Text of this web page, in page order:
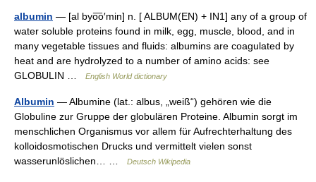
albumin — [al byo͞o′min] n. [ ALBUM(EN) + IN1] any of a group of
water soluble proteins found in milk, egg, muscle, blood, and in
many vegetable tissues and fluids: albumins are coagulated by
heat and are hydrolyzed to a number of amino acids: see
GLOBULIN …
English World dictionary
Albumin — Albumine (lat.: albus, „weiß“) gehören wie die
Globuline zur Gruppe der globulären Proteine. Albumin sorgt im
menschlichen Organismus vor allem für Aufrechterhaltung des
kolloidosmotischen Drucks und vermittelt vielen sonst
wasserunlöslichen… …
Deutsch Wikipedia